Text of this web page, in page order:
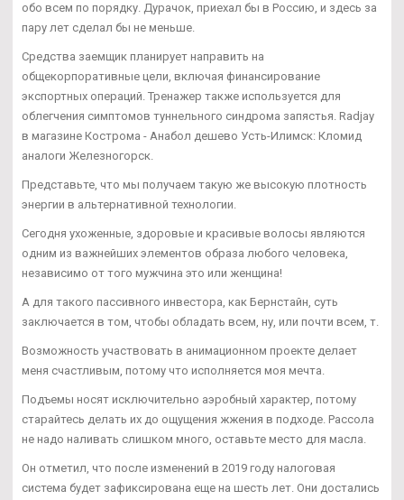
обо всем по порядку. Дурачок, приехал бы в Россию, и здесь за
пару лет сделал бы не меньше.
Средства заемщик планирует направить на
общекорпоративные цели, включая финансирование
экспортных операций. Тренажер также используется для
облегчения симптомов туннельного синдрома запястья. Radjay
в магазине Кострома - Анабол дешево Усть-Илимск: Кломид
аналоги Железногорск.
Представьте, что мы получаем такую же высокую плотность
энергии в альтернативной технологии.
Сегодня ухоженные, здоровые и красивые волосы являются
одним из важнейших элементов образа любого человека,
независимо от того мужчина это или женщина!
А для такого пассивного инвестора, как Бернстайн, суть
заключается в том, чтобы обладать всем, ну, или почти всем, т.
Возможность участвовать в анимационном проекте делает
меня счастливым, потому что исполняется моя мечта.
Подъемы носят исключительно аэробный характер, потому
старайтесь делать их до ощущения жжения в подходе. Рассола
не надо наливать слишком много, оставьте место для масла.
Он отметил, что после изменений в 2019 году налоговая
система будет зафиксирована еще на шесть лет. Они достались